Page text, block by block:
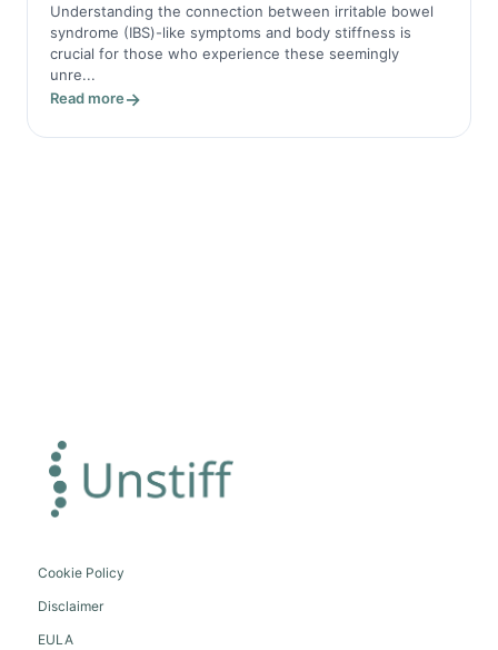
Understanding the connection between irritable bowel
syndrome (IBS)-like symptoms and body stiffness is
crucial for those who experience these seemingly
unre...
Read more
Cookie Policy
Disclaimer
EULA